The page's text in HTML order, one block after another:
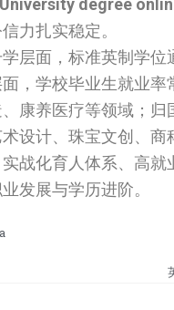
力扎实稳定。
层面，标准英制学
，学校毕业生就业
康养医疗等领域；
设计、珠宝文创、商
战化育人体系、高
发展与学历进阶。